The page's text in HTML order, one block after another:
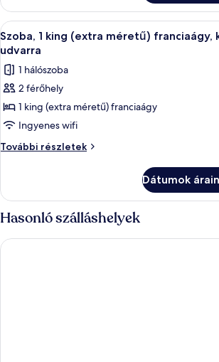
további
részletei
A
következő
szoba
összes
képének
megtekintése:
Szoba,
1
méretű)
kilátással
az
Egy
5
Szoba, 1 king (extra méretű) franciaágy,
udvarra
1 hálószoba
2 férőhely
1 king (extra méretű) franciaágy
Ingyenes wifi
További részletek
Szoba,
méretű)
franciaágy,
kilátással
udvarra
Dátumok
Hasonló szálláshelyek
Celtic Manor Resort